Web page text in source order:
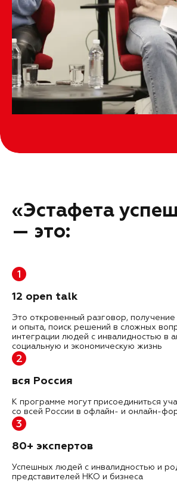
«Эстафета
— это:
1
12 open talk
Это откровенный разговор, получение
и опыта, поиск решений в сложных
интеграции людей с инвалидностью в
социальную и экономическую жизнь
2
вся Россия
К программе могут присоединиться
со всей России в офлайн- и онлайн-
3
80+ экспертов
Успешных людей с инвалидностью и
представителей НКО и бизнеса